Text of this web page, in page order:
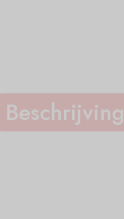
Beschrijving